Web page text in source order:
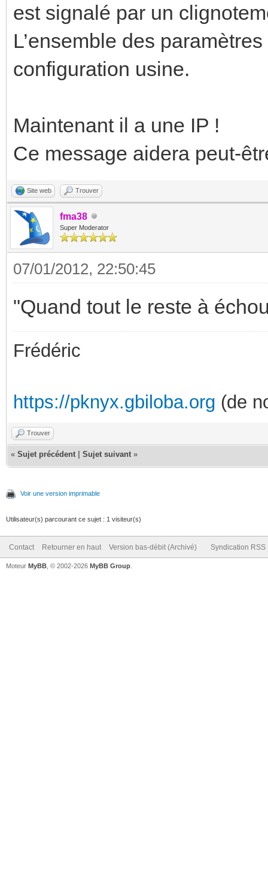
est signalé par un
L’ensemble des
configuration usine.
Maintenant il a une IP !
Ce message aidera peut-
Site web Trouver
fma38
Super Moderator
07/01/2012, 22:50:45
"Quand tout le reste à
Frédéric
https://pknyx.gbiloba.org (de
Trouver
« Sujet précédent Sujet suivant »
Voir une version imprimable
Utilisateur(s) parcourant ce sujet : 1 visiteur(s)
Contact Retourner en haut Version bas-débit (Archivé) Syndication RSS
Moteur MyBB , © 2002-2026 MyBB Group